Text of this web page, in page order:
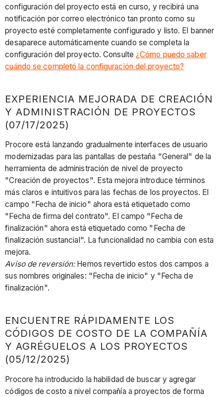
configuración del proyecto está en curso, y recibirá una
notificación por correo electrónico tan pronto como su
proyecto esté completamente configurado y listo. El banner
desaparece automáticamente cuando se completa la
configuración del proyecto. Consulte ¿Cómo puedo saber
cuándo se completó la configuración del proyecto?
EXPERIENCIA MEJORADA DE CREACIÓN
Y ADMINISTRACIÓN DE PROYECTOS
(07/17/2025)
Procore está lanzando gradualmente interfaces de usuario
modernizadas para las pantallas de pestaña "General" de la
herramienta de administración de nivel de proyecto
"Creación de proyectos". Esta mejora introduce términos
más claros e intuitivos para las fechas de los proyectos. El
campo "Fecha de inicio" ahora está etiquetado como
"Fecha de firma del contrato". El campo "Fecha de
finalización" ahora está etiquetado como "Fecha de
finalización sustancial". La funcionalidad no cambia con esta
mejora.
Aviso de reversión: Hemos revertido estos dos campos a
sus nombres originales: "Fecha de inicio" y "Fecha de
finalización".
ENCUENTRE RÁPIDAMENTE LOS
CÓDIGOS DE COSTO DE LA COMPAÑÍA
Y AGRÉGUELOS A LOS PROYECTOS
(05/12/2025)
Procore ha introducido la habilidad de buscar y agregar
códigos de costo a nivel compañía a proyectos de forma